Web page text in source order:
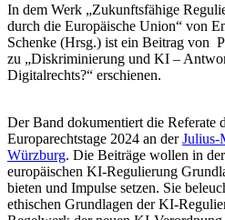
In dem Werk „Zukunftsfähige
durch die Europäische Union“ von
Schenke (Hrsg.) ist ein Beitrag von
zu „Diskriminierung und KI –
Digitalrechts?“ erschienen.
Der Band dokumentiert die Referate
Europarechtstage 2024 an derJulius-
Würzburg. Die Beiträge wollen in
europäischen KI-Regulierung
bieten und Impulse setzen. Sie
ethischen Grundlagen der KI-